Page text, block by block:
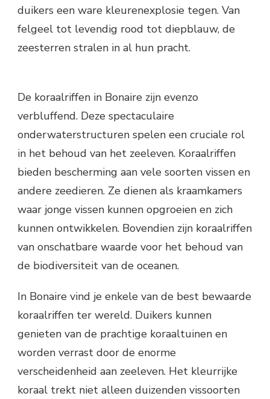
duikers een ware kleurenexplosie tegen. Van
felgeel tot levendig rood tot diepblauw, de
zeesterren stralen in al hun pracht.
De koraalriffen in Bonaire zijn evenzo
verbluffend. Deze spectaculaire
onderwaterstructuren spelen een cruciale rol
in het behoud van het zeeleven. Koraalriffen
bieden bescherming aan vele soorten vissen en
andere zeedieren. Ze dienen als kraamkamers
waar jonge vissen kunnen opgroeien en zich
kunnen ontwikkelen. Bovendien zijn koraalriffen
van onschatbare waarde voor het behoud van
de biodiversiteit van de oceanen.
In Bonaire vind je enkele van de best bewaarde
koraalriffen ter wereld. Duikers kunnen
genieten van de prachtige koraaltuinen en
worden verrast door de enorme
verscheidenheid aan zeeleven. Het kleurrijke
koraal trekt niet alleen duizenden vissoorten